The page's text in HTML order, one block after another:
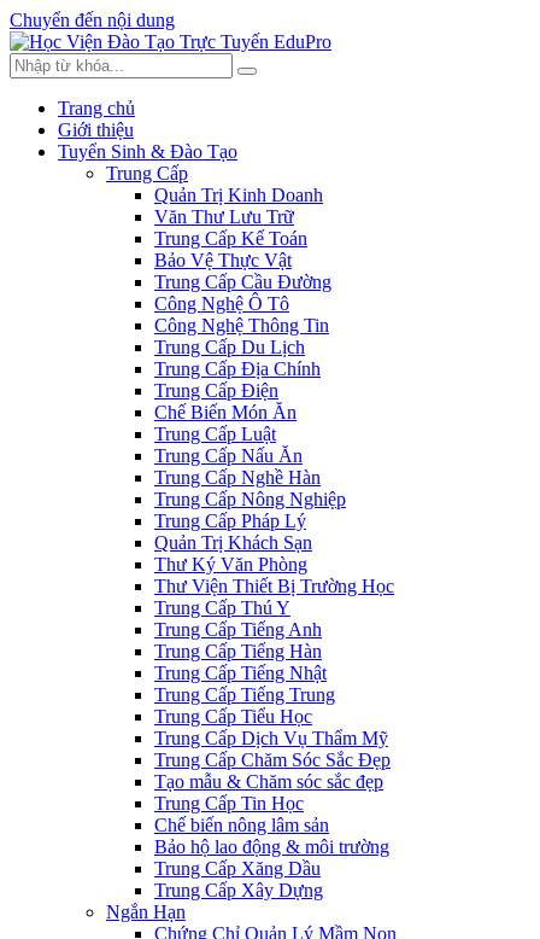
Chuyển đến nội dung
Trang chủ
Giới thiệu
Tuyển Sinh & Đào Tạo
Trung Cấp
Quản Trị Kinh Doanh
Văn Thư Lưu Trữ
Trung Cấp Kế Toán
Bảo Vệ Thực Vật
Trung Cấp Cầu Đường
Công Nghệ Ô Tô
Công Nghệ Thông Tin
Trung Cấp Du Lịch
Trung Cấp Địa Chính
Trung Cấp Điện
Chế Biến Món Ăn
Trung Cấp Luật
Trung Cấp Nấu Ăn
Trung Cấp Nghề Hàn
Trung Cấp Nông Nghiệp
Trung Cấp Pháp Lý
Quản Trị Khách Sạn
Thư Ký Văn Phòng
Thư Viện Thiết Bị Trường Học
Trung Cấp Thú Y
Trung Cấp Tiếng Anh
Trung Cấp Tiếng Hàn
Trung Cấp Tiếng Nhật
Trung Cấp Tiếng Trung
Trung Cấp Tiểu Học
Trung Cấp Dịch Vụ Thẩm Mỹ
Trung Cấp Chăm Sóc Sắc Đẹp
Tạo mẫu & Chăm sóc sắc đẹp
Trung Cấp Tin Học
Chế biến nông lâm sản
Bảo hộ lao động & môi trường
Trung Cấp Xăng Dầu
Trung Cấp Xây Dựng
Ngắn Hạn
Chứng Chỉ Quản Lý Mầm Non